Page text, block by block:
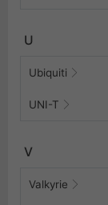
U
Ubiquiti
UNI-T
V
Valkyrie